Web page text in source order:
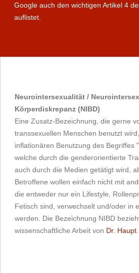
Google auch den wichtigen Artikel 4
auflistet.
Neurointersexualität /
Körperdiskrepanz (NIBD)
Eine Zusatz-Bezeichnung, die gerne
transsexuellen Menschen benutzt
inflationären Benutzung des Begriffes
welche durch die genderorientierte
auch durch die Medien getätigt wird,
Betroffene wollen einfach nicht mit
die entweder nur ein Lifestyle,
Fetisch sind, verwechselt und/oder in
werden. Die Bezeichnung NIBD
wissenschaftliche Arbeit von Dr. Haupt